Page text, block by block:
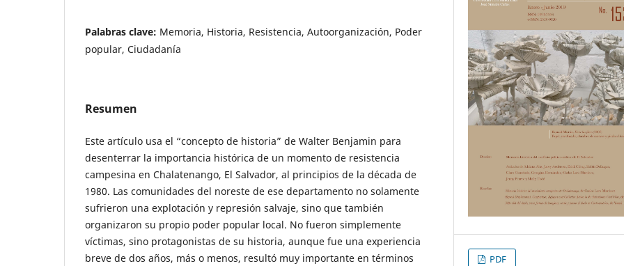
Palabras clave: Memoria, Historia, Resistencia, Autoorganización, Poder
popular, Ciudadanía
Resumen
Este artículo usa el “concepto de historia” de Walter Benjamin para
desenterrar la importancia histórica de un momento de resistencia
campesina en Chalatenango, El Salvador, al principios de la década de
1980. Las comunidades del noreste de ese departamento no solamente
sufrieron una explotación y represión salvaje, sino que también
organizaron su propio poder popular local. No fueron simplemente
víctimas, sino protagonistas de su historia, aunque fue una experiencia
breve de dos años, más o menos, resultó muy importante en términos
PDF